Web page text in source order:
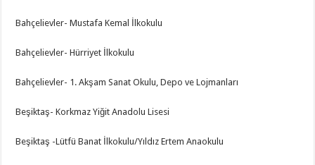
Bahçelievler- Mustafa Kemal İlkokulu
Bahçelievler- Hürriyet İlkokulu
Bahçelievler- 1. Akşam Sanat Okulu, Depo ve Lojmanları
Beşiktaş- Korkmaz Yiğit Anadolu Lisesi
Beşiktaş -Lütfü Banat İlkokulu/Yıldız Ertem Anaokulu